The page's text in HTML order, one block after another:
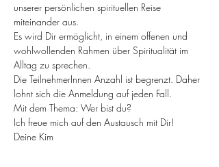
unserer persönlichen spirituellen Reise
miteinander aus.
Es wird Dir ermöglicht, in einem offenen und
wohlwollenden Rahmen über Spiritualität im
Alltag zu sprechen.
Die TeilnehmerInnen Anzahl ist begrenzt. Daher
lohnt sich die Anmeldung auf jeden Fall.
Mit dem Thema: Wer bist du?
Ich freue mich auf den Austausch mit Dir!
Deine Kim